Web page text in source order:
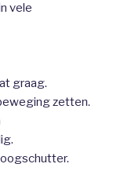
vele
graag.
zetten.